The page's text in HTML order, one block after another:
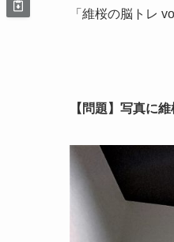
「維桜の脳トレ
【問題】写真に